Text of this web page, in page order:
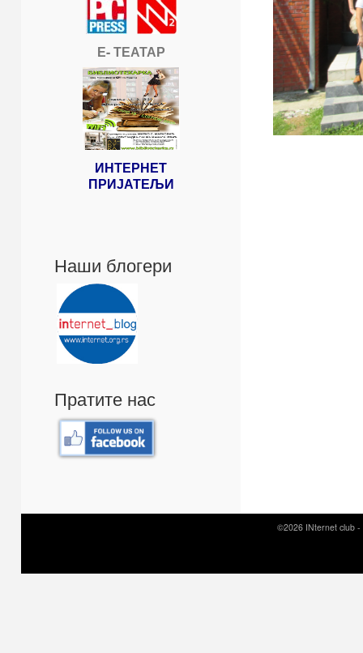
Е- ТЕАТАР
ИНТЕРНЕТ
ПРИЈАТЕЉИ
Наши блогери
Пратите нас
©2026 INternet club